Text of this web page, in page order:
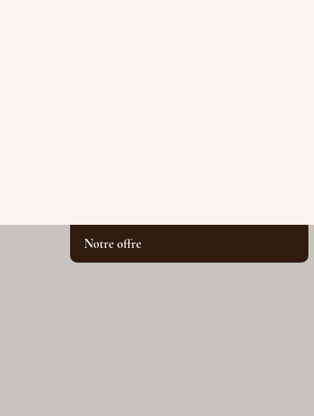
Notre offre